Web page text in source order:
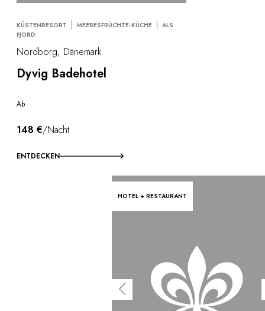
KÜSTENRESORT MEERESFRÜCHTE-KÜCHE
ALS
FJORD
Nordborg, Dänemark
Dyvig Badehotel
Ab
148 €/Nacht
ENTDECKEN
HOTEL + RESTAURANT